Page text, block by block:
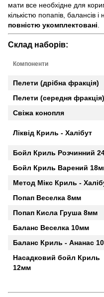
мати все необхідне для
кількістю попапів, балансів
повністю укомплектовані
Склад наборів:
Компоненти
Пелети (дрібна фракція)
Пелети (середня фракція)
Свіжа конопля
Ліквід Криль - Халібут
Бойл Криль Розчинний
Бойл Криль Варений
Метод Мікс Криль -
Попап Веселка 8мм
Попап Кисла Груша 8мм
Баланс Веселка 10мм
Баланс Криль - Ананас
Насадковий бойл Криль
12мм